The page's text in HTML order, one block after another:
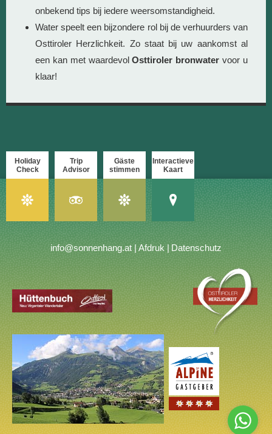
onbekend tips bij iedere weersomstandigheid.
Water speelt een bijzondere rol bij de verhuurders van
Osttiroler Herzlichkeit. Zo staat bij uw aankomst al
een kan met waardevolOsttiroler bronwater voor u
klaar!
Holiday
Check
Trip
Advisor
Gäste
stimmen
Interactieve
Kaart
info@sonnenhang.at Afdruk Datenschutz